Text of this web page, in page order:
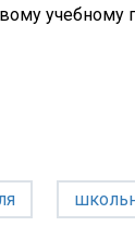
учебному